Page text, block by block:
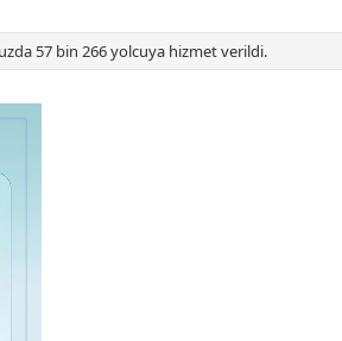
57 bin 266 yolcuya hizmet verildi.